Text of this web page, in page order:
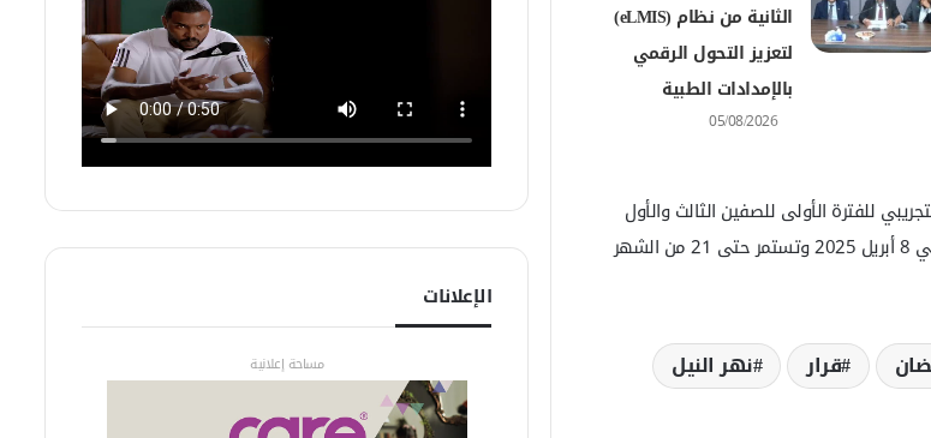
الثانية من نظام (eLMIS)
لتعزيز التحول الرقمي
بالإمدادات الطبية
05/08/2026
للفترة الأولى للصفين الثالث والأول
للعام الدراسي 2024-2025، حيث ستنطلق الامتحانات في 8 أبريل 2025 وتستمر حتى 21 من الشهر
قرار
نهر النيل
الإعلانات
مساحة إعلانية